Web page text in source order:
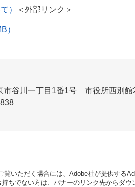
） ＜外部リンク＞
）
市谷川一丁目1番1号 市役所西別館
覧いただく場合には、Adobe社が提供する
ちでない方は、バナーのリンク先からダウ